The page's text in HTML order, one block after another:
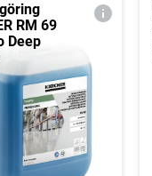
RM 69
Deep